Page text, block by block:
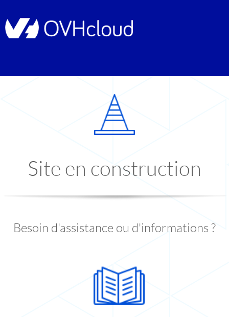
Site en construction
Besoin d'assistance ou d'informations ?